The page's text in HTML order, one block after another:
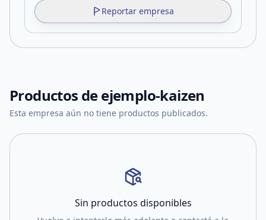
Reportar empresa
Productos deejemplo-kaizen
Esta empresa aún no tiene productos publicados.
Sin productos disponibles